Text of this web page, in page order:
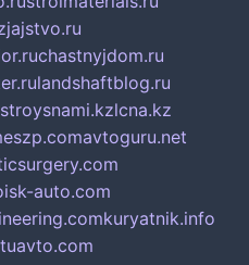
chastnyjdom.ru
landshaftblog.ru
stroysnami.kzlcna.kz
avtoguru.net
auto.com
kuryatnik.info